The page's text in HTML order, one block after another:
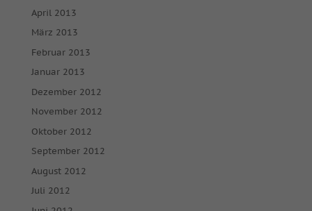
April 2013
März 2013
Februar 2013
Januar 2013
Dezember 2012
November 2012
Oktober 2012
September 2012
August 2012
Juli 2012